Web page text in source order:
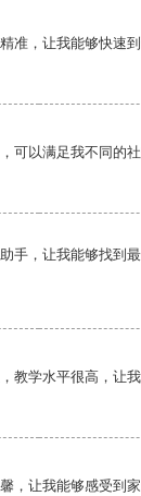
准，让我能够快速到
可以满足我不同的社
手，让我能够找到
教学水平很高，让
，让我能够感受到家